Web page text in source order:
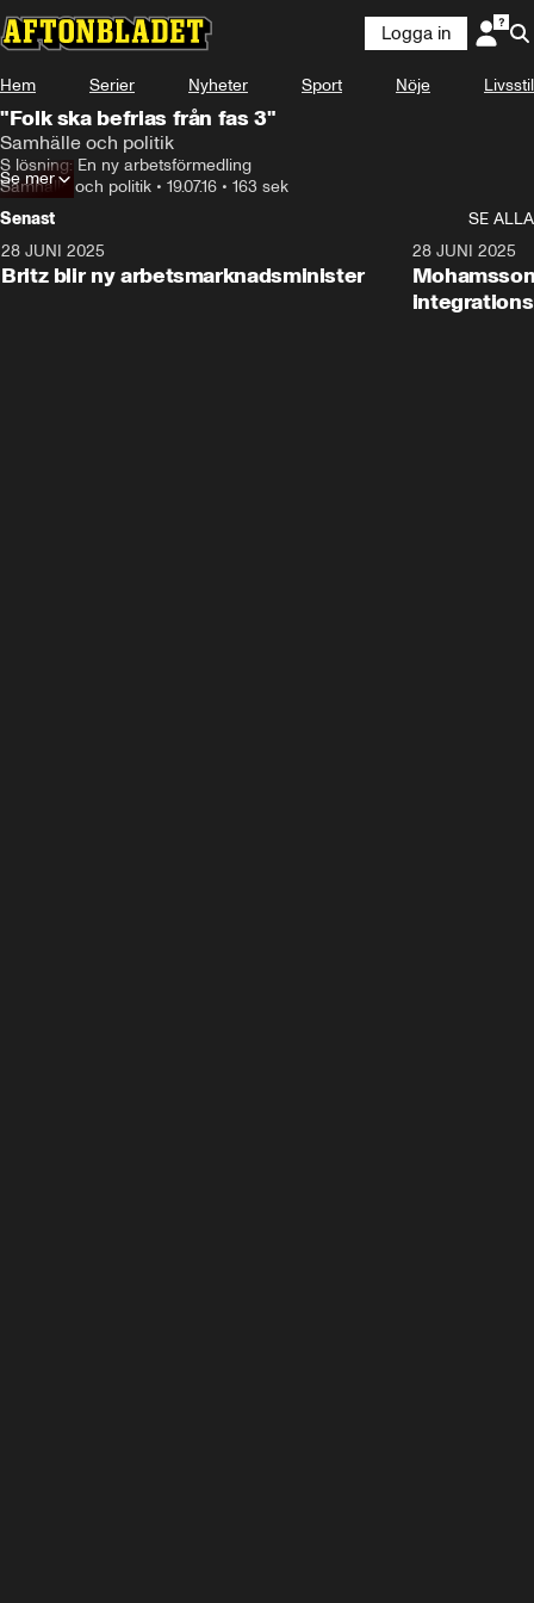
Logga in
Hem Serier Nyheter Sport Nöje Livsstil
"Folk ska befrias från fas 3"
Samhälle och politik
S lösning: En ny arbetsförmedling
Samhälle och politik • 19.07.16 • 163 sek
Se mer
Senast
SE ALLA
28 JUNI 2025
Britz blir ny arbetsmarknadsminister
28 JUNI 2025